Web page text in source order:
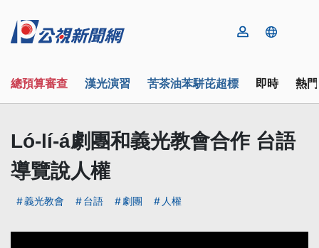
總預算審查 漢光演習 苦茶油苯駢芘超標 即時 熱
Ló-lí-á劇團和義光教會合作 台語
導覽說人權
義光教會 台語 劇團 人權